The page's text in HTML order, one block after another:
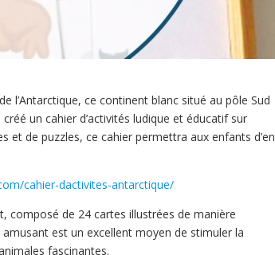
l’Antarctique, ce continent blanc situé au pôle Sud
un cahier d’activités ludique et éducatif sur
et de puzzles, ce cahier permettra aux enfants d’en
cahier-dactivites-antarctique/
composé de 24 cartes illustrées de manière
est un excellent moyen de stimuler la
fascinantes.